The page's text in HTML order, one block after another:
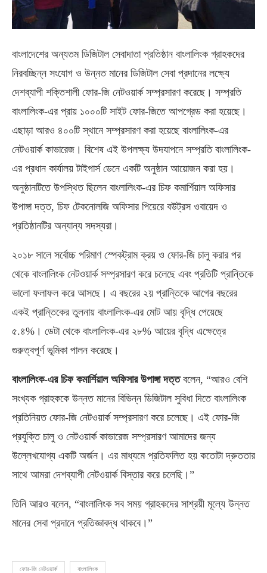
বাংলাদেশের অন্যতম ডিজিটাল সেবাদাতা প্রতিষ্ঠান বাংলালিংক গ্রাহকদের
নিরবচ্ছিন্ন সংযোগ ও উন্নত মানের ডিজিটাল সেবা প্রদানের লক্ষ্যে
দেশব্যাপী শক্তিশালী ফোর-জি নেটওয়ার্ক সম্প্রসারণ করেছে। সম্প্রতি
বাংলালিংক-এর প্রায় ১০০০টি সাইট ফোর-জিতে আপগ্রেড করা হয়েছে।
এছাড়া আরও ৪০০টি স্থানে সম্প্রসারণ করা হয়েছে বাংলালিংক-এর
নেটওয়ার্ক কাভারেজ। বিশেষ এই উপলক্ষ্য উদযাপনে সম্প্রতি বাংলালিংক-
এর প্রধান কার্যালয় টাইগার্স ডেনে একটি অনুষ্ঠান আয়োজন করা হয়।
অনুষ্ঠানটিতে উপস্থিত ছিলেন বাংলালিংক-এর চিফ কমার্শিয়াল অফিসার
উপাঙ্গা দত্ত, চিফ টেকনোলজি অফিসার পিয়েরে বউট্রস ওবায়েদ ও
প্রতিষ্ঠানটির অন্যান্য সদস্যরা।
২০১৮ সালে সর্বোচ্চ পরিমাণ স্পেকট্রাম ক্রয় ও ফোর-জি চালু করার পর
থেকে বাংলালিংক নেটওয়ার্ক সম্প্রসারণ করে চলেছে এবং প্রতিটি প্রান্তিকে
ভালো ফলাফল করে আসছে। এ বছরের ২য় প্রান্তিকে আগের বছরের
একই প্রান্তিকের তুলনায় বাংলালিংক-এর মোট আয় বৃদ্ধি পেয়েছে
৫.৪%। ডেটা থেকে বাংলালিংক-এর ২৮% আয়ের বৃদ্ধি এক্ষেত্রে
গুরুত্বপূর্ণ ভূমিকা পালন করেছে।
বাংলালিংক-এর চিফ কমার্শিয়াল অফিসার উপাঙ্গা দত্তবলেন, “আরও বেশি
সংখ্যক গ্রাহককে উন্নত মানের বিভিন্ন ডিজিটাল সুবিধা দিতে বাংলালিংক
প্রতিনিয়ত ফোর-জি নেটওয়ার্ক সম্প্রসারণ করে চলেছে। এই ফোর-জি
প্রযুক্তি চালু ও নেটওয়ার্ক কাভারেজ সম্প্রসারণ আমাদের জন্য
উল্লেখযোগ্য একটি অর্জন। এর মাধ্যমে প্রতিফলিত হয় কতোটা দ্রুততার
সাথে আমরা দেশব্যাপী নেটওয়ার্ক বিস্তার করে চলেছি।”
তিনি আরও বলেন, “বাংলালিংক সব সময় গ্রাহকদের সাশ্রয়ী মূল্যে উন্নত
মানের সেবা প্রদানে প্রতিজ্ঞাবদ্ধ থাকবে।”
ফোর-জি নেটওয়ার্ক বাংলালিংক